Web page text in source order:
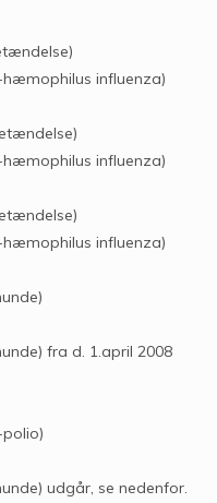
influenza)
influenza)
influenza)
fra d. 1.april 2008
udgår, se nedenfor.